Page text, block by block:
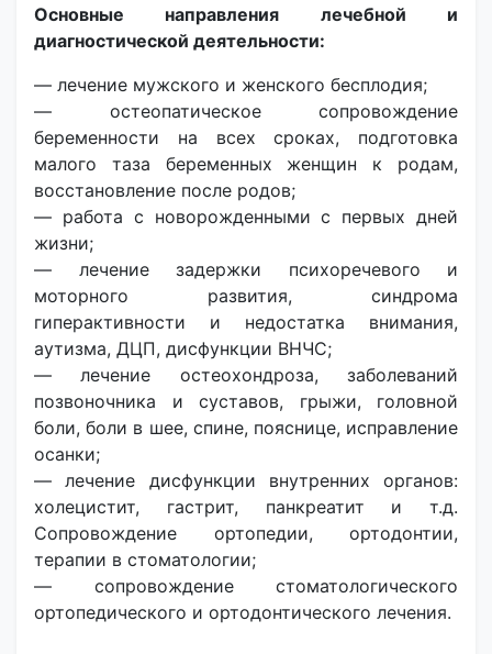
Основные направления лечебной и
диагностической деятельности:
— лечение мужского и женского бесплодия;
— остеопатическое сопровождение
беременности на всех сроках, подготовка
малого таза беременных женщин к родам,
восстановление после родов;
— работа с новорожденными с первых дней
жизни;
— лечение задержки психоречевого и
моторного развития, синдрома
гиперактивности и недостатка внимания,
аутизма, ДЦП, дисфункции ВНЧС;
— лечение остеохондроза, заболеваний
позвоночника и суставов, грыжи, головной
боли, боли в шее, спине, пояснице, исправление
осанки;
— лечение дисфункции внутренних органов:
холецистит, гастрит, панкреатит и т.д.
Сопровождение ортопедии, ортодонтии,
терапии в стоматологии;
— сопровождение стоматологического
ортопедического и ортодонтического лечения.